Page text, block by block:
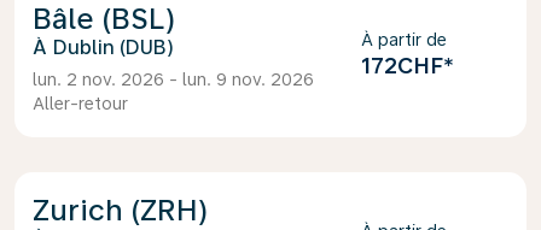
Bâle (BSL)
Dublin (DUB)
lun. 2 nov. 2026 - lun. 9 nov. 2026
Aller-retour
À partir de
172CHF*
Zurich (ZRH)